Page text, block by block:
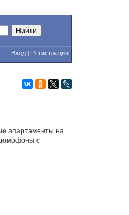
Вход | Регистрация
апартаменты на
домофоны с